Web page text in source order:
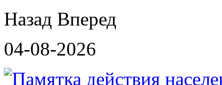
Назад Вперед
04-08-2026